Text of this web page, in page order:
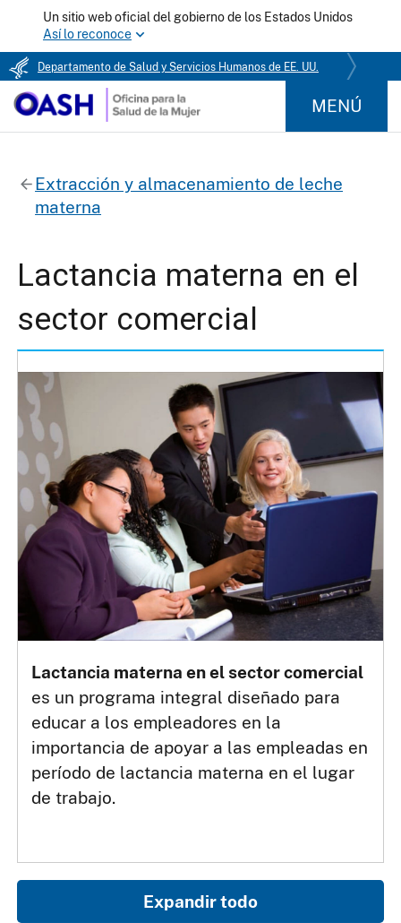
Un sitio web oficial del gobierno de los Estados Unidos
Así lo reconoce
Departamento de Salud y Servicios Humanos de EE. UU.
MENÚ
Extracción y almacenamiento de leche
materna
Lactancia materna en el
sector comercial
Lactancia materna en el sector comercial
es un programa integral diseñado para
educar a los empleadores en la
importancia de apoyar a las empleadas en
período de lactancia materna en el lugar
de trabajo.
Expandir todo